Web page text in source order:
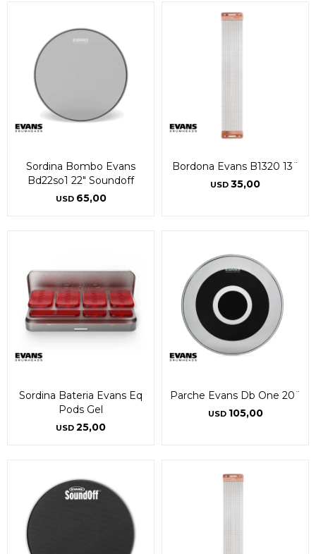
Sordina Bombo Evans
Bd22so1 22" Soundoff
USD 65,00
Bordona Evans B1320 13¨
USD 35,00
Sordina Bateria Evans Eq
Pods Gel
USD 25,00
Parche Evans Db One 20¨
USD 105,00